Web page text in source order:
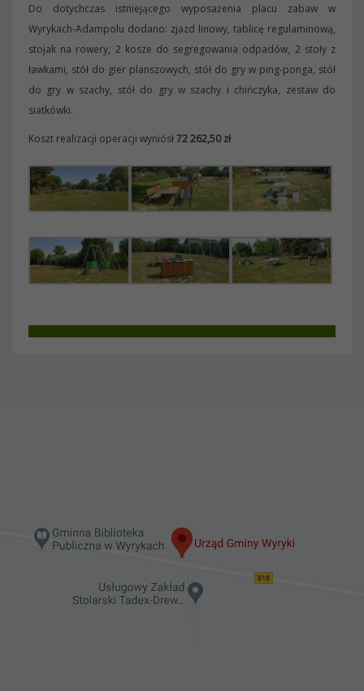
Do dotychczas istniejącego wyposażenia placu zabaw w
Wyrykach-Adampolu dodano: zjazd linowy, tablicę regulaminową,
stojak na rowery, 2 kosze do segregowania odpadów, 2 stoły z
ławkami, stół do gier planszowych, stół do gry w ping-ponga, stół
do gry w szachy, stół do gry w szachy i chińczyka, zestaw do
siatkówki.
Koszt realizacji operacji wyniósł72 262,50 zł